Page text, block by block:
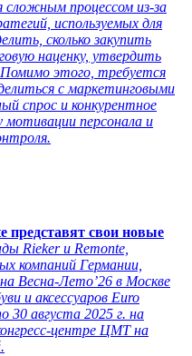
сложным процессом из-за
используемых для
сколько закупить
наценку, утвердить
Помимо этого, требуется
с маркетинговыми
спрос и конкурентное
персонала и
представят свои новые
Rieker и Remonte,
компаний Германии,
Весна-Лето’26 в Москве
и аксессуаров Euro
30 августа 2025 г. на
центре ЦМТ на